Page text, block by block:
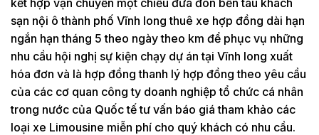
sạn nội ô thành phố Vĩnh long thuê xe hợp đồng dài hạn
ngắn hạn tháng 5 theo ngày theo km để phục vụ những
nhu cầu hội nghị sự kiện chạy dự án tại Vĩnh long xuất
hóa đơn và là hợp đồng thanh lý hợp đồng theo yêu cầu
của các cơ quan công ty doanh nghiệp tổ chức cá nhân
trong nước của Quốc tế tư vấn báo giá tham khảo các
loại xe Limousine miễn phí cho quý khách có nhu cầu.